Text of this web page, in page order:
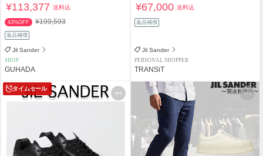
¥113,377送料込
43%OFF ¥199,593
返品補償
Jil Sander
SHOP
GUHADA
¥67,000送料込
返品補償
Jil Sander
PERSONAL SHOPPER
TRANSiT
タイムセール